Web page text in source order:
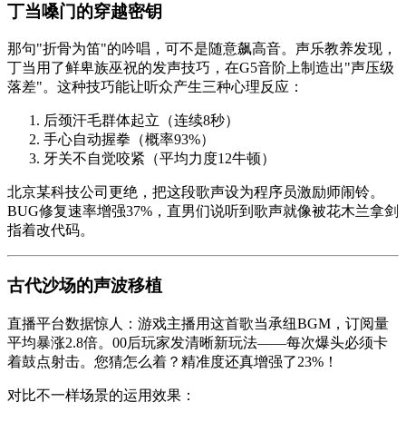
丁当嗓门的穿越密钥
那句"折骨为笛"的吟唱，可不是随意飙高音。声乐教养发现，
丁当用了鲜卑族巫祝的发声技巧，在G5音阶上制造出"声压级
落差"。这种技巧能让听众产生三种心理反应：
后颈汗毛群体起立（连续8秒）
手心自动握拳（概率93%）
牙关不自觉咬紧（平均力度12牛顿）
北京某科技公司更绝，把这段歌声设为程序员激励师闹铃。
BUG修复速率增强37%，直男们说听到歌声就像被花木兰拿剑
指着改代码。
古代沙场的声波移植
直播平台数据惊人：游戏主播用这首歌当承纽BGM，订阅量
平均暴涨2.8倍。00后玩家发清晰新玩法——每次爆头必须卡
着鼓点射击。您猜怎么着？精准度还真增强了23%！
对比不一样场景的运用效果：